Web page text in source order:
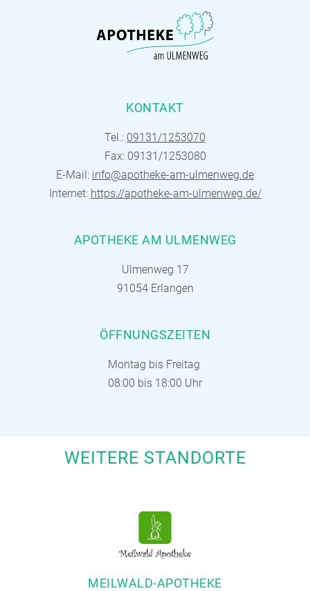
KONTAKT
Tel.: 09131/1253070
Fax: 09131/1253080
E-Mail: info@apotheke-am-ulmenweg.de
Internet: https://apotheke-am-ulmenweg.de/
APOTHEKE AM ULMENWEG
Ulmenweg 17
91054 Erlangen
ÖFFNUNGSZEITEN
Montag bis Freitag
08:00 bis 18:00 Uhr
WEITERE STANDORTE
MEILWALD-APOTHEKE